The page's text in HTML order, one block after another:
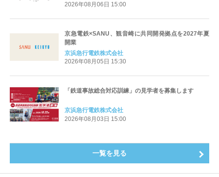
2026年08月06日 15:00
京急電鉄×SANU、観音崎に共同開発拠点を2027年夏
開業
京浜急行電鉄株式会社
2026年08月05日 15:30
「鉄道事故総合対応訓練」の見学者を募集します
京浜急行電鉄株式会社
2026年08月03日 15:00
一覧を見る